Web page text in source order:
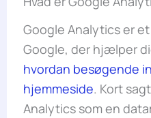
Google Analytics er
Google, der hjælper
hvordan besøgende
hjemmeside. Kort
Analytics som en